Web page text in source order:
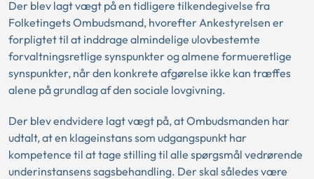
Der blev lagt vægt på en tidligere tilkendegivelse fra
Folketingets Ombudsmand, hvorefter Ankestyrelsen er
forpligtet til at inddrage almindelige ulovbestemte
forvaltningsretlige synspunkter og almene formueretlige
synspunkter, når den konkrete afgørelse ikke kan træffes
alene på grundlag af den sociale lovgivning.
Der blev endvidere lagt vægt på, at Ombudsmanden har
udtalt, at en klageinstans som udgangspunkt har
kompetence til at tage stilling til alle spørgsmål vedrørende
underinstansens sagsbehandling. Der skal således være